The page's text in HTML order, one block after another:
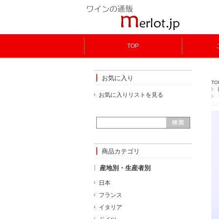
TOP
お気に入り
お気に入りリストを見る
商品カテゴリ
産地別・生産者別
日本
フランス
イタリア